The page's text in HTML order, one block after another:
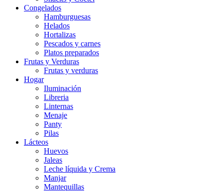
Congelados
Hamburguesas
Helados
Hortalizas
Pescados y carnes
Platos preparados
Frutas y Verduras
Frutas y verduras
Hogar
Iluminación
Libreria
Linternas
Menaje
Panty
Pilas
Lácteos
Huevos
Jaleas
Leche líquida y Crema
Manjar
Mantequillas